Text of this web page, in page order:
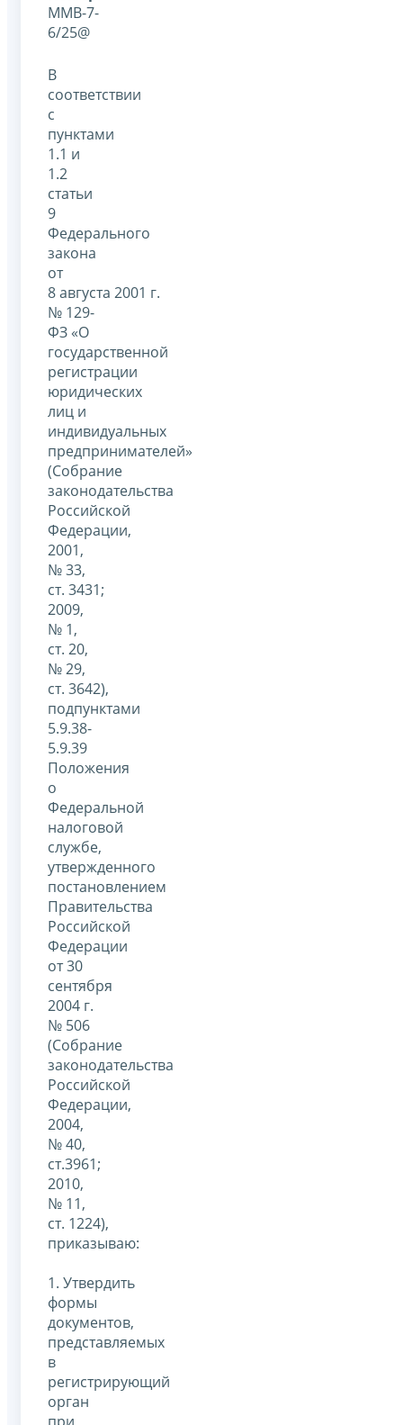
ММВ-7-
6/25@
В
соответствии
с
пунктами
1.1 и
1.2
статьи
9
Федерального
закона
от
8 августа 2001 г.
№ 129-
ФЗ «О
государственной
регистрации
юридических
лиц и
индивидуальных
предпринимателей»
(Собрание
законодательства
Российской
Федерации,
2001,
№ 33,
ст. 3431;
2009,
№ 1,
ст. 20,
№ 29,
ст. 3642),
подпунктами
5.9.38-
5.9.39
Положения
о
Федеральной
налоговой
службе,
утвержденного
постановлением
Правительства
Российской
Федерации
от 30
сентября
2004 г.
№ 506
(Собрание
законодательства
Российской
Федерации,
2004,
№ 40,
ст.3961;
2010,
№ 11,
ст. 1224),
приказываю:
1. Утвердить
формы
документов,
представляемых
в
регистрирующий
орган
при